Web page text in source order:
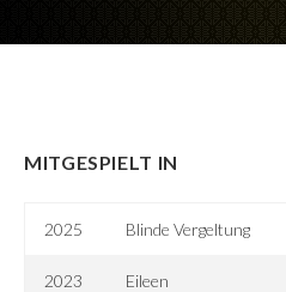
MITGESPIELT IN
2025 Blinde Vergeltung
2023 Eileen